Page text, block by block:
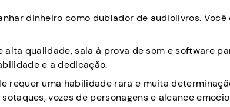
dinheiro como dublador de audiolivros. Você
qualidade, sala à prova de som e software
e a dedicação.
requer uma habilidade rara e muita
vozes de personagens e alcance